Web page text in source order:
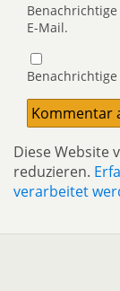
E-Mail.
Diese Website
reduzieren.
verarbeitet